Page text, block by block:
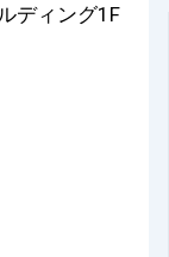
ディング1F